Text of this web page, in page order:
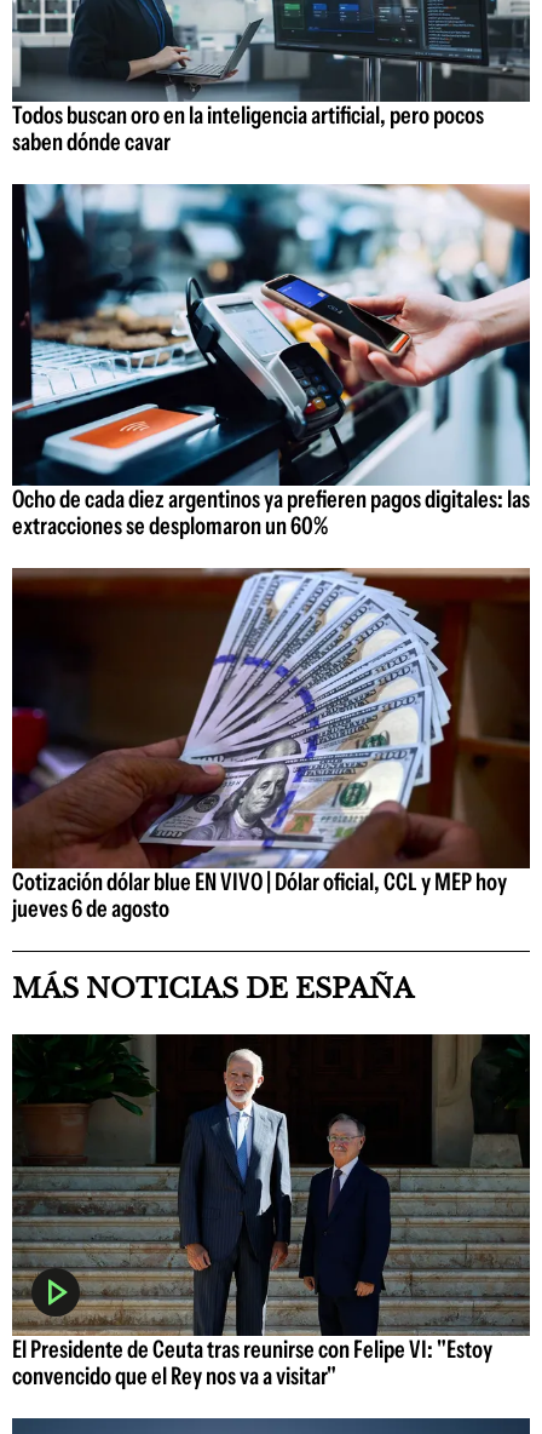
Todos buscan oro en la inteligencia artificial, pero pocos
saben dónde cavar
Ocho de cada diez argentinos ya prefieren pagos digitales: las
extracciones se desplomaron un 60%
Cotización dólar blue EN VIVO | Dólar oficial, CCL y MEP hoy
jueves 6 de agosto
MÁS NOTICIAS DE ESPAÑA
El Presidente de Ceuta tras reunirse con Felipe VI: "Estoy
convencido que el Rey nos va a visitar"